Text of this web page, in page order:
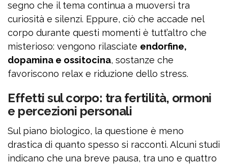
segno che il tema continua a muoversi tra
curiosità e silenzi. Eppure, ciò che accade nel
corpo durante questi momenti è tutt’altro che
misterioso: vengono rilasciate endorfine,
dopamina e ossitocina, sostanze che
favoriscono relax e riduzione dello stress.
Effetti sul corpo: tra fertilità, ormoni
e percezioni personali
Sul piano biologico, la questione è meno
drastica di quanto spesso si racconti. Alcuni studi
indicano che una breve pausa, tra uno e quattro